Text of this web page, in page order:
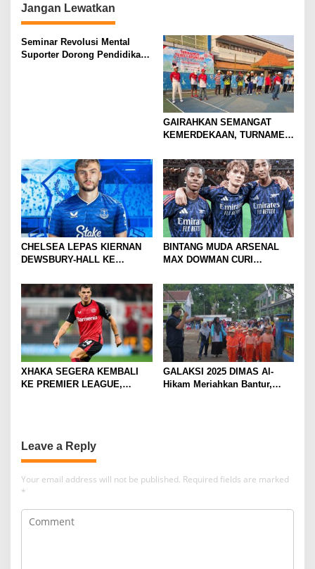
Jangan Lewatkan
Seminar Revolusi Mental
Suporter Dorong Pendidikan
GAIRAHKAN SEMANGAT
KEMERDEKAAN, TURNAMEN
MOJOKERTO RAYA RESMI
BERGULIR
CHELSEA LEPAS KIERNAN
DEWSBURY-HALL KE
SANG GELANDANG DIMULAI
BINTANG MUDA ARSENAL
MAX DOWMAN CURI
PRAMUSIM ASIA
XHAKA SEGERA KEMBALI
KE PREMIER LEAGUE,
GALAKSI 2025 DIMAS Al-
Hikam Meriahkan Bantur,
Leave a Reply
Your email address will not be published. Required fields are marked
*